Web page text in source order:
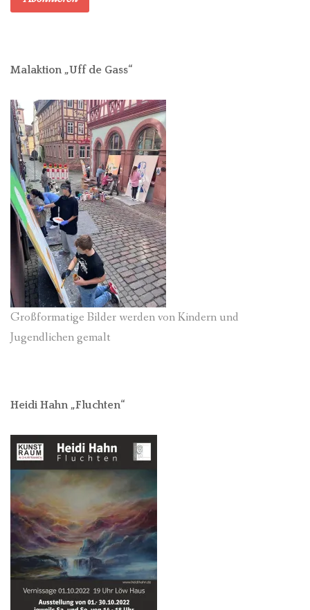
Malaktion „Uff de Gass“
Großformatige Bilder werden von Kindern und
Jugendlichen gemalt
Heidi Hahn „Fluchten“